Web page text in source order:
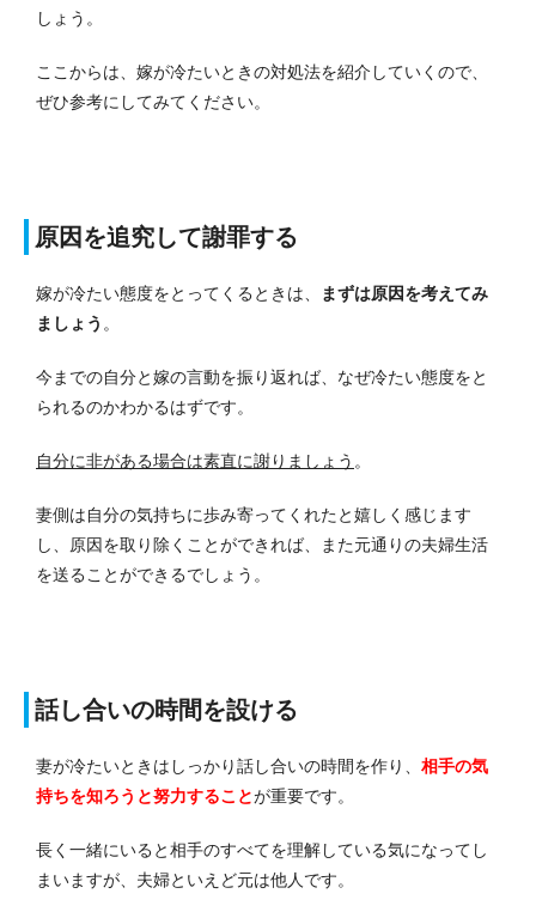
しょう。
ここからは、嫁が冷たいときの対処法を紹介していくので、
ぜひ参考にしてみてください。
原因を追究して謝罪する
嫁が冷たい態度をとってくるときは、
まずは原因を考えてみ
ましょう 。
今までの自分と嫁の言動を振り返れば、なぜ冷たい態度をと
られるのかわかるはずです。
自分に非がある場合は素直に謝りましょう 。
妻側は自分の気持ちに歩み寄ってくれたと嬉しく感じます
し、原因を取り除くことができれば、また元通りの夫婦生活
を送ることができるでしょう。
話し合いの時間を設ける
妻が冷たいときはしっかり話し合いの時間を作り、 相手の気
持ちを知ろうと努力することが重要です。
長く一緒にいると相手のすべてを理解している気になってし
まいますが、夫婦といえど元は他人です。